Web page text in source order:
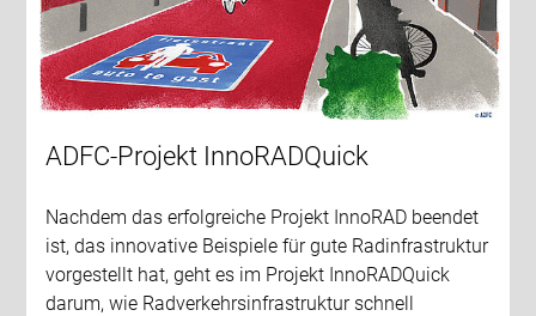
ADFC-Projekt InnoRADQuick
Nachdem das erfolgreiche Projekt InnoRAD beendet
ist, das innovative Beispiele für gute Radinfrastruktur
vorgestellt hat, geht es im Projekt InnoRADQuick
darum, wie Radverkehrsinfrastruktur schnell